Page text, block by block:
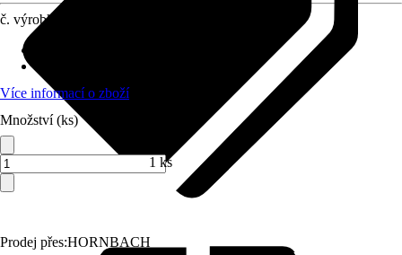
Prodej přes:HORNBACH
č. výrobku
Více informací o zboží
Množství (ks)
1 ks